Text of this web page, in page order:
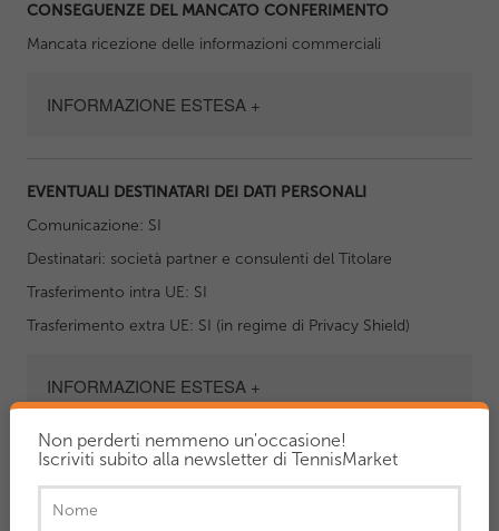
CONSEGUENZE DEL MANCATO CONFERIMENTO
Mancata ricezione delle informazioni commerciali
INFORMAZIONE ESTESA +
EVENTUALI DESTINATARI DEI DATI PERSONALI
Comunicazione: SI
Destinatari: società partner e consulenti del Titolare
Trasferimento intra UE: SI
Trasferimento extra UE: SI (in regime di Privacy Shield)
INFORMAZIONE ESTESA +
Fino a revoca
Non perderti nemmeno un'occasione!
Iscriviti subito alla newsletter di TennisMarket